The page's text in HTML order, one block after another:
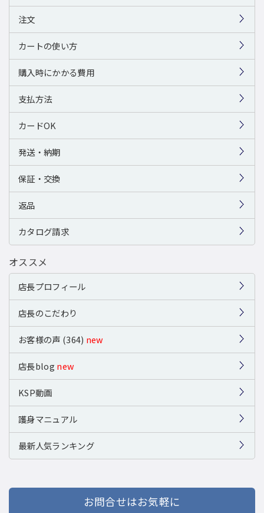
注文
カートの使い方
購入時にかかる費用
支払方法
カードOK
発送・納期
保証・交換
返品
カタログ請求
オススメ
店長プロフィール
店長のこだわり
お客様の声 (364) new
店長blog new
KSP動画
護身マニュアル
最新人気ランキング
お問合せはお気軽に